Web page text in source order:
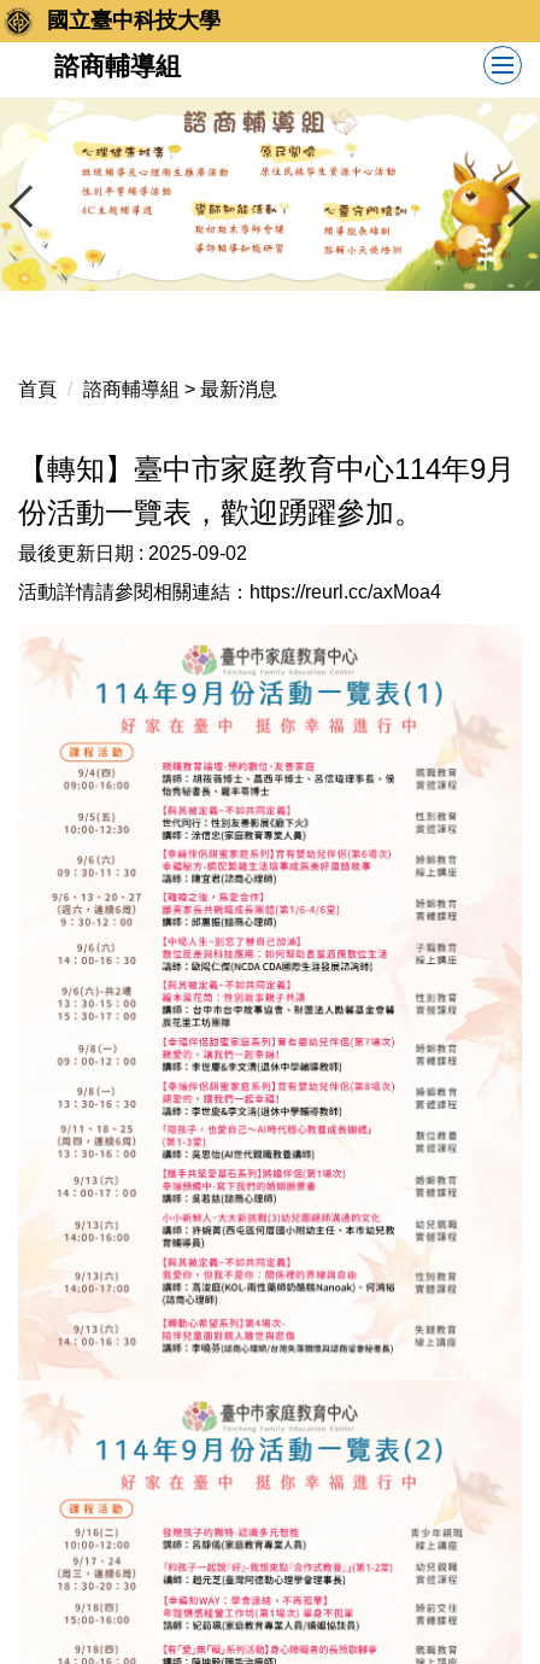
跳
到
內
容
區
國立臺中科技大學
諮商輔導組
首頁 諮商輔導組 > 最新消息
【轉知】臺中市家庭教育中心114年9月
份活動一覽表，歡迎踴躍參加。
最後更新日期 : 2025-09-02
活動詳情請參閱相關連結： https://reurl.cc/axMoa4